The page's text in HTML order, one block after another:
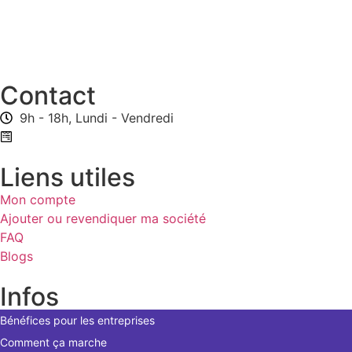
Contact
9h - 18h, Lundi - Vendredi
Liens utiles
Mon compte
Ajouter ou revendiquer ma société
FAQ
Blogs
Infos
Bénéfices pour les entreprises
Comment ça marche